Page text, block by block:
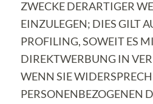
ZWECKE DERARTIGER
EINZULEGEN; DIES GILT
PROFILING, SOWEIT ES
DIREKTWERBUNG IN
WENN SIE
PERSONENBEZOGENEN